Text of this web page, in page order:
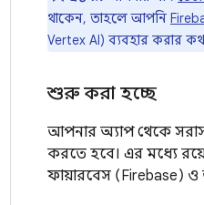
থাকেন, তাহলে আপনি
Vertex AI) ব্যবহার করার
শুরু করা হচ্ছে
আপনার অ্যাপ থেকে
করতে হবে। এর মধ্যে
ফায়ারবেস (Firebase)